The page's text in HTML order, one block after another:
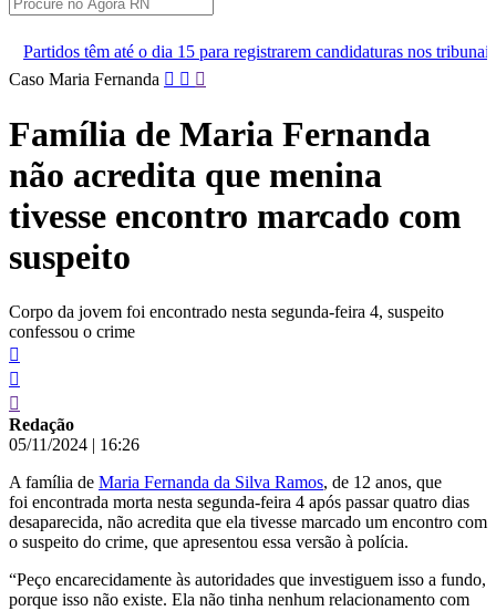
15 para registrarem candidaturas nos tribunais
Senai RN abre
Pular
conteúdo
Caso Maria Fernanda
Família de Maria Fernanda
não acredita que menina
tivesse encontro marcado com
suspeito
Corpo da jovem foi encontrado nesta segunda-feira 4, suspeito
confessou o crime
Redação
05/11/2024 | 16:26
A família de Maria Fernanda da Silva Ramos, de 12 anos, que
foi encontrada morta nesta segunda-feira 4 após passar quatro dias
desaparecida, não acredita que ela tivesse marcado um encontro com
o suspeito do crime, que apresentou essa versão à polícia.
“Peço encarecidamente às autoridades que investiguem isso a fundo,
porque isso não existe. Ela não tinha nenhum relacionamento com